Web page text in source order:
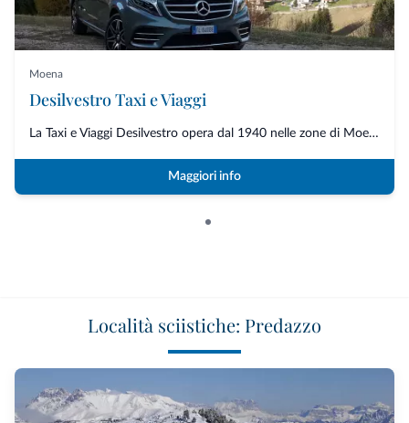
Moena
Desilvestro Taxi e Viaggi
La Taxi e Viaggi Desilvestro opera dal 1940 nelle zone di Moena, Val di Fas...
Maggiori info
Località sciistiche: Predazzo